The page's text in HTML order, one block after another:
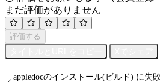
まだ評価がありません
評価する
appledocのインストール(ビルド) に失